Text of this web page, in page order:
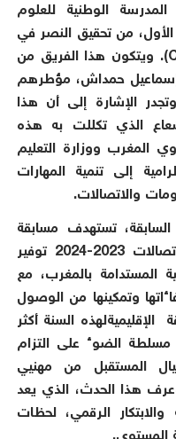
الوطنية للعلوم
من تحقيق النصر في
). ويتكون هذا الفريق من
حمداش، مؤطرهم
الإشارة إلى أن هذا
الذي تكللت به هذه
المغرب ووزارة التعليم
إلى تنمية المهارات
والاتصالات.
تستهدف مسابقة
2023
-
2024 توفير
المستدامة بالمغرب، مع
وتمكينها من الوصول
الإقليميةلهذه السنة أكثر
مسلطة الضوء على التزام
المستقبل من مهنيي
هذا الحدث، الذي يعد
والابتكار الرقمي، لحظات